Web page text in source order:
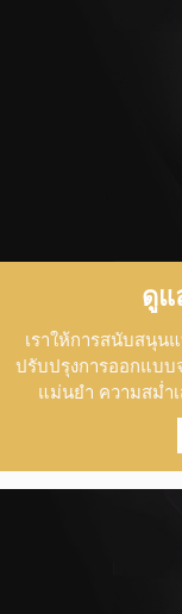
ดูแ
เราให้การสนับสนุน
ปรับปรุงการออกแบบ
แม่นยำ ความสม่ำ